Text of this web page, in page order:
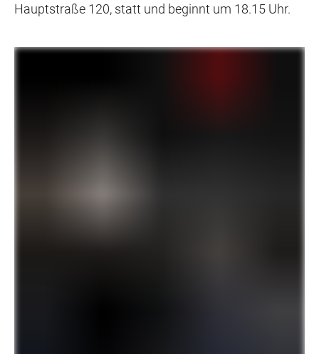
Hauptstraße 120, statt und beginnt um 18.15 Uhr.